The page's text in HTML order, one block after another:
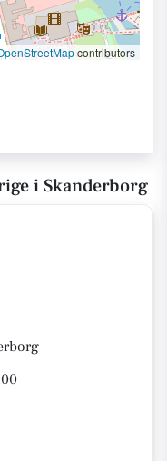
contributors
i Skanderborg